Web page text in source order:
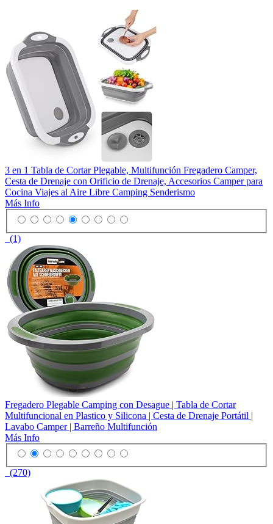
3 en 1 Tabla de Cortar Plegable, Multifunción Fregadero Camper,
Cesta de Drenaje con Orificio de Drenaje, Accesorios Camper para
Cocina Viajes al Aire Libre Camping Senderismo
Más Info
(1)
Fregadero Plegable Camping con Desague | Tabla de Cortar
Multifuncional en Plastico y Silicona | Cesta de Drenaje Portátil |
Lavabo Camper | Barreño Multifunción
Más Info
(270)